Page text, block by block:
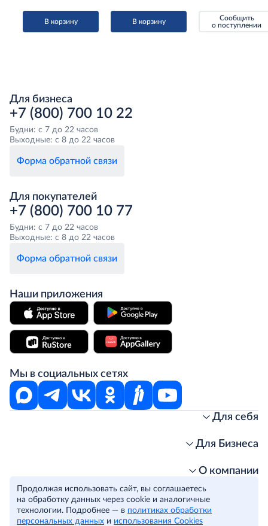
В корзину В корзину
Сообщить
о поступлении
Для бизнеса
+7 (800) 700 10 22
Будни: с 7 до 22 часов
Выходные: с 8 до 22 часов
Форма обратной связи
Для покупателей
+7 (800) 700 10 77
Будни: с 7 до 22 часов
Выходные: с 8 до 22 часов
Форма обратной связи
Наши приложения
Мы в социальных сетях
Для себя
Подарочные карты. Активация и баланс
Скидка за подписку
Часто задаваемые вопросы
Для Бизнеса
Получить карту для бизнеса
Для магазинов
Для гостинично-ресторанного бизнеса
Для офисов и предприятий
О компании
Карьера
Пресс-центр
Программа METRO Potentials
Условия и соглашения
Политика конфиденциальности
© METRO Cash and Carry Russia, 2026
Продолжая использовать сайт, вы соглашаетесь
на обработку данных через cookie и аналогичные
технологии. Подробнее — в политиках обработки
персональных данных и использования Cookies